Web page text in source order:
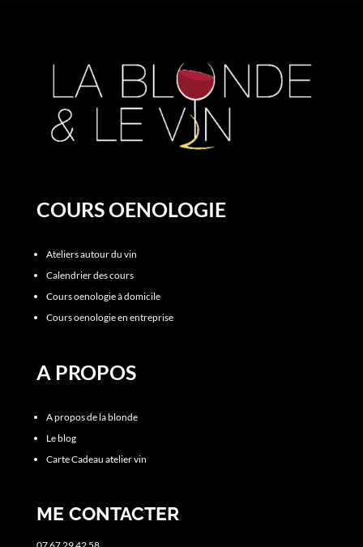
COURS OENOLOGIE
Ateliers autour du vin
Calendrier des cours
Cours oenologie à domicile
Cours oenologie en entreprise
A PROPOS
A propos de la blonde
Le blog
Carte Cadeau atelier vin
ME CONTACTER